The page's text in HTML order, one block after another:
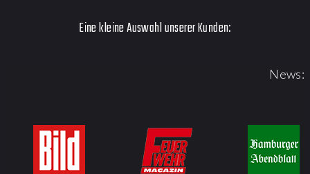
Eine kleine Auswahl unserer Kunden:
News: